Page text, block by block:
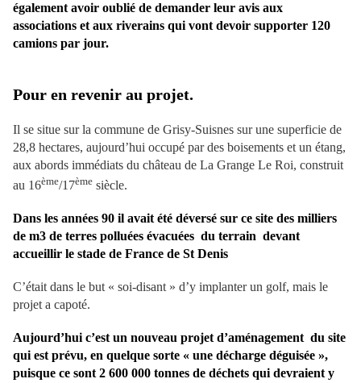
également avoir oublié de demander leur avis aux
associations et aux riverains qui vont devoir supporter 120
camions par jour.
Pour en revenir au projet.
Il se situe sur la commune de Grisy-Suisnes sur une superficie de
28,8 hectares, aujourd’hui occupé par des boisements et un étang,
aux abords immédiats du château de La Grange Le Roi, construit
au 16ème/17ème siècle.
Dans les années 90 il avait été déversé sur ce site des milliers
de m3 de terres polluées évacuées du terrain devant
accueillir le stade de France de St Denis
C’était dans le but « soi-disant » d’y implanter un golf, mais le
projet a capoté.
Aujourd’hui c’est un nouveau projet d’aménagement du site
qui est prévu, en quelque sorte « une décharge déguisée »,
puisque ce sont 2 600 000 tonnes de déchets qui devraient y